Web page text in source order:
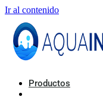
Ir al contenido
Productos